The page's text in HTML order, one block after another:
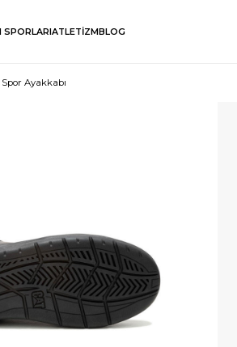
SPORLARIATLETİZMBLOG
Ayakkabı